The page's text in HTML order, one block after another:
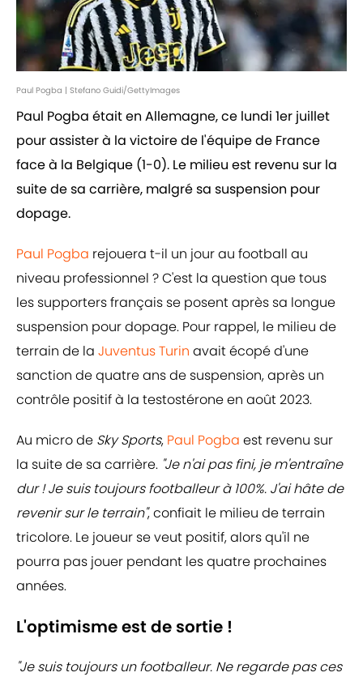
Paul Pogba | Stefano Guidi/GettyImages
Paul Pogba était en Allemagne, ce lundi 1er juillet
pour assister à la victoire de l'équipe de France
face à la Belgique (1-0). Le milieu est revenu sur la
suite de sa carrière, malgré sa suspension pour
dopage.
Paul Pogba rejouera t-il un jour au football au
niveau professionnel ? C'est la question que tous
les supporters français se posent après sa longue
suspension pour dopage. Pour rappel, le milieu de
terrain de la Juventus Turin avait écopé d'une
sanction de quatre ans de suspension, après un
contrôle positif à la testostérone en août 2023.
Au micro de Sky Sports, Paul Pogba est revenu sur
la suite de sa carrière. "Je n'ai pas fini, je m'entraîne
dur ! Je suis toujours footballeur à 100%. J'ai hâte de
revenir sur le terrain", confiait le milieu de terrain
tricolore. Le joueur se veut positif, alors qu'il ne
pourra pas jouer pendant les quatre prochaines
années.
L'optimisme est de sortie !
"Je suis toujours un footballeur. Ne regarde pas ces